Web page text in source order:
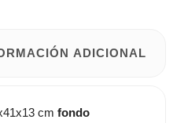
ADICIONAL
cm fondo